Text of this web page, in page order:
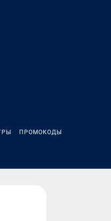
ПРОМОКОДЫ